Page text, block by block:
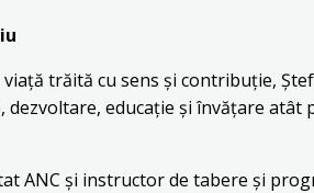
trăită cu sens și contribuție,
educație și învățare atât
ANC și instructor de tabere și